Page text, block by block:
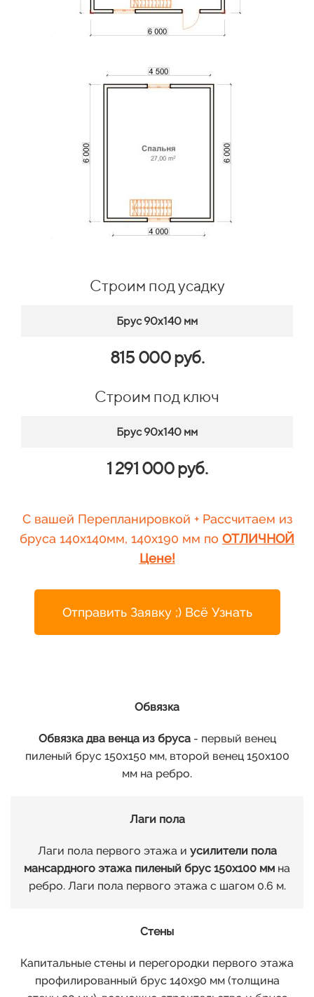
Строим под усадку
Брус 90х140 мм
815 000 руб.
Строим под ключ
Брус 90х140 мм
1 291 000 руб.
С вашей Перепланировкой + Рассчитаем из
бруса 140х140мм, 140х190 мм по ОТЛИЧНОЙ
Цене!
Отправить Заявку ;) Всё Узнать
Обвязка
Обвязка два венца из бруса- первый венец
пиленый брус 150х150 мм, второй венец 150х100
мм на ребро.
Лаги пола
Лаги пола первого этажа и усилители пола
мансардного этажа пиленый брус 150х100 мм на
ребро. Лаги пола первого этажа с шагом 0.6 м.
Стены
Капитальные стены и перегородки первого этажа
профилированный брус 140х90 мм (толщина